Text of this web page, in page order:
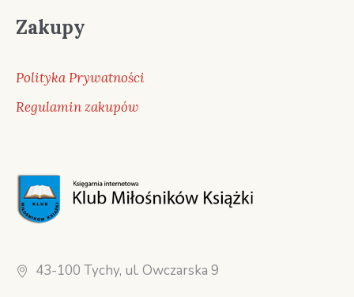
Zakupy
Polityka Prywatności
Regulamin zakupów
43-100 Tychy, ul. Owczarska 9